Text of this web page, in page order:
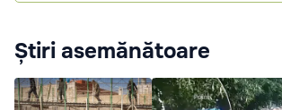
Știri asemănătoare